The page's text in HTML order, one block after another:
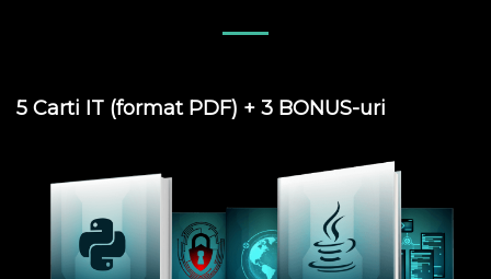
5 Carti IT (format PDF) + 3 BONUS-uri